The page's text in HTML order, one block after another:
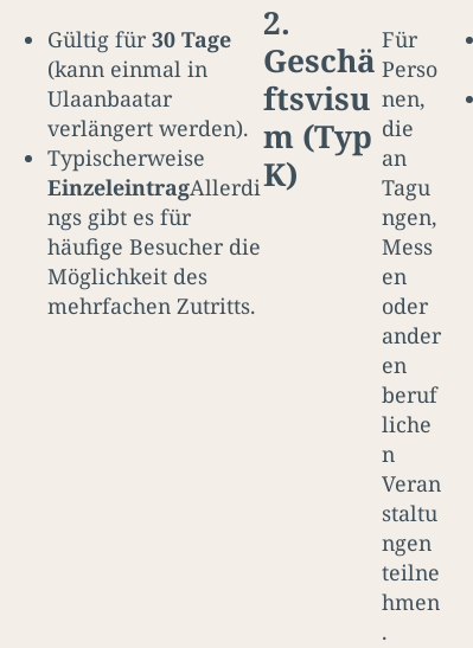
Gültig für 30 Tage
(kann einmal in
Ulaanbaatar
verlängert werden).
Typischerweise
EinzeleintragAllerdi
ngs gibt es für
häufige Besucher die
Möglichkeit des
mehrfachen Zutritts.
2.
Geschä
ftsvisu
m (Typ
K)
Für
Perso
nen,
die
an
Tagu
ngen,
Mess
en
oder
ander
en
beruf
liche
n
Veran
staltu
ngen
teilne
hmen
.